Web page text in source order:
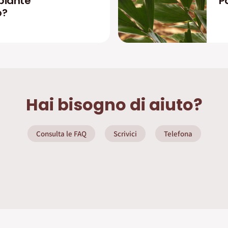
Hai bisogno di aiuto?
Consulta le FAQ Scrivici Telefona